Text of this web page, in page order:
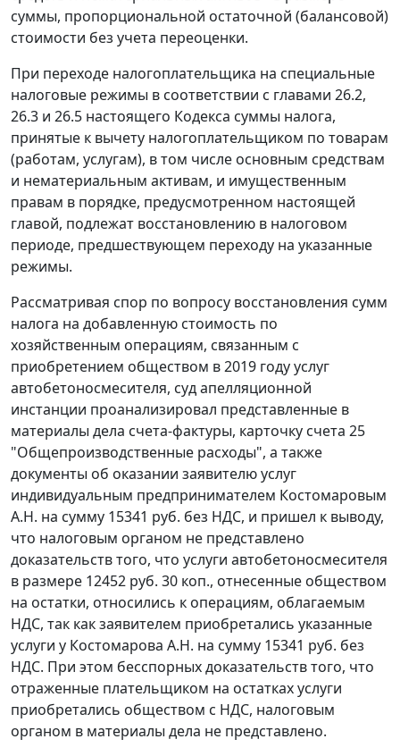
суммы, пропорциональной остаточной (балансовой)
стоимости без учета переоценки.
При переходе налогоплательщика на специальные
налоговые режимы в соответствии с главами 26.2,
26.3 и 26.5 настоящего Кодекса суммы налога,
принятые к вычету налогоплательщиком по товарам
(работам, услугам), в том числе основным средствам
и нематериальным активам, и имущественным
правам в порядке, предусмотренном настоящей
главой, подлежат восстановлению в налоговом
периоде, предшествующем переходу на указанные
режимы.
Рассматривая спор по вопросу восстановления сумм
налога на добавленную стоимость по
хозяйственным операциям, связанным с
приобретением обществом в 2019 году услуг
автобетоносмесителя, суд апелляционной
инстанции проанализировал представленные в
материалы дела счета-фактуры, карточку счета 25
"Общепроизводственные расходы", а также
документы об оказании заявителю услуг
индивидуальным предпринимателем Костомаровым
А.Н. на сумму 15341 руб. без НДС, и пришел к выводу,
что налоговым органом не представлено
доказательств того, что услуги автобетоносмесителя
в размере 12452 руб. 30 коп., отнесенные обществом
на остатки, относились к операциям, облагаемым
НДС, так как заявителем приобретались указанные
услуги у Костомарова А.Н. на сумму 15341 руб. без
НДС. При этом бесспорных доказательств того, что
отраженные плательщиком на остатках услуги
приобретались обществом с НДС, налоговым
органом в материалы дела не представлено.